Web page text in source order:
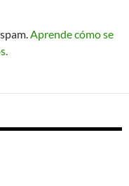
Aprende cómo se